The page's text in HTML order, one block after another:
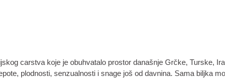
carstva koje je obuhvatalo prostor današnje Grčke, Turske,
plodnosti, senzualnosti i snage još od davnina. Sama biljka